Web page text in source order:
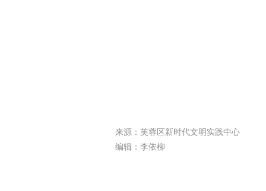
来源：芙蓉区新时代文明实践中心
编辑：李依柳